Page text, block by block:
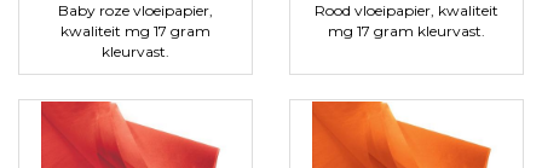
Baby roze vloeipapier,
kwaliteit mg 17 gram
kleurvast.
Rood vloeipapier, kwaliteit
mg 17 gram kleurvast.